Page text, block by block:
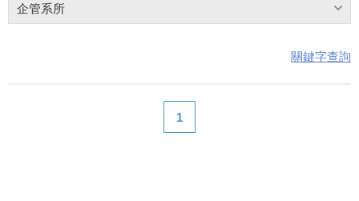
企管系所
關鍵字查詢
1